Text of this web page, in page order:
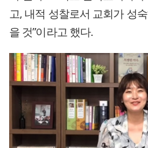
고, 내적 성찰로서 교회가 성
을 것”이라고 했다.